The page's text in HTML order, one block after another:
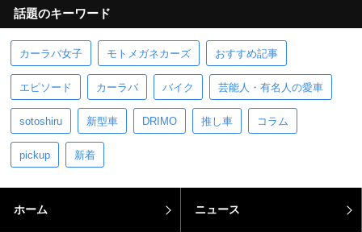
話題のキーワード
カーラバ女子 モトメガネカーズ おすすめ記事
エピソード カーラバ バイク 芸能人・有名人の愛車
sotoshiru 新型車 DRIMO 推し車 コラム
pickup 新着
ホーム ニュース